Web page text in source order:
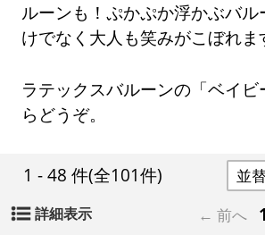
ルーンも！ぷかぷか浮かぶバ
けでなく大人も笑みがこぼれま
ラテックスバルーンの「ベイビ
らどうぞ。
1 - 48 件(全101件)
詳細表示 ← 前へ 1